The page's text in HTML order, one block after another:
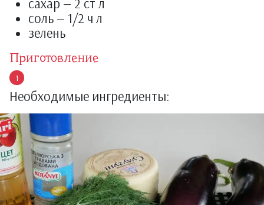
сахар — 2 ст л
соль — 1/2 ч л
зелень
Приготовление
Необходимые ингредиенты: